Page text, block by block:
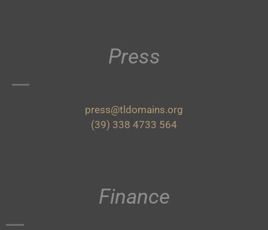
Press
press@tldomains.org
(39) 338 4733 564
Finance